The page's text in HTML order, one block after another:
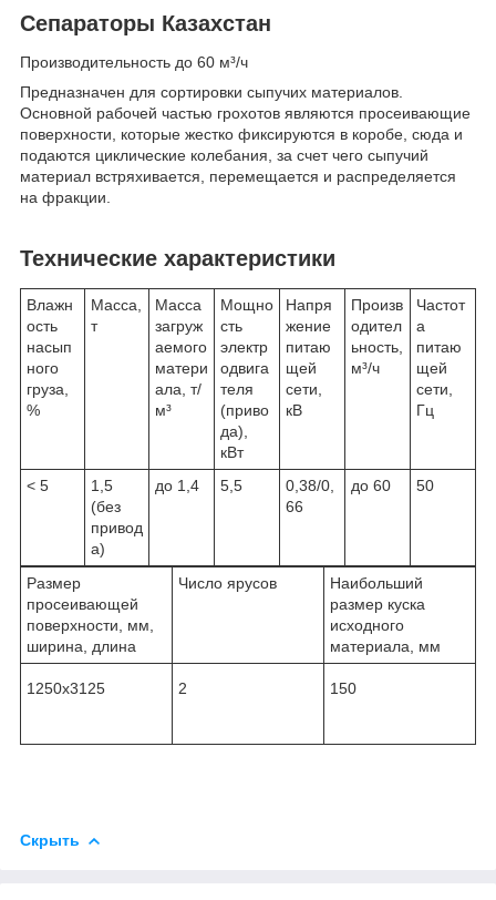
Сепараторы Казахстан
Производительность до 60 м³/ч
Предназначен для сортировки сыпучих материалов.
Основной рабочей частью грохотов являются просеивающие
поверхности, которые жестко фиксируются в коробе, сюда и
подаются циклические колебания, за счет чего сыпучий
материал встряхивается, перемещается и распределяется
на фракции.
Технические характеристики
Влажн
ость
насып
ного
груза,
%
Масса,
т
Масса
загруж
аемого
матери
ала, т/
м³
Мощно
сть
электр
одвига
теля
(приво
да),
кВт
Напря
жение
питаю
щей
сети,
кВ
Произв
одител
ьность,
м³/ч
Частот
а
питаю
щей
сети,
Гц
< 5
1,5
(без
привод
а)
до 1,4 5,5
0,38/0,
66
до 60 50
Размер
просеивающей
поверхности, мм,
ширина, длина
Число ярусов
Наибольший
размер куска
исходного
материала, мм
1250х3125 2 150
Скрыть